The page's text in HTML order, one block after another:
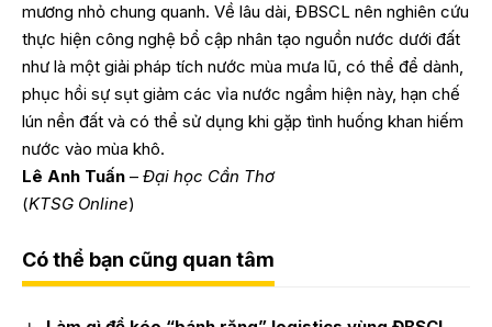
mương nhỏ chung quanh. Về lâu dài, ĐBSCL nên nghiên cứu
thực hiện công nghệ bổ cập nhân tạo nguồn nước dưới đất
như là một giải pháp tích nước mùa mưa lũ, có thể để dành,
phục hồi sự sụt giảm các vỉa nước ngầm hiện này, hạn chế
lún nền đất và có thể sử dụng khi gặp tình huống khan hiếm
nước vào mùa khô.
Lê Anh Tuấn – Đại học Cần Thơ
(KTSG Online)
Có thể bạn cũng quan tâm